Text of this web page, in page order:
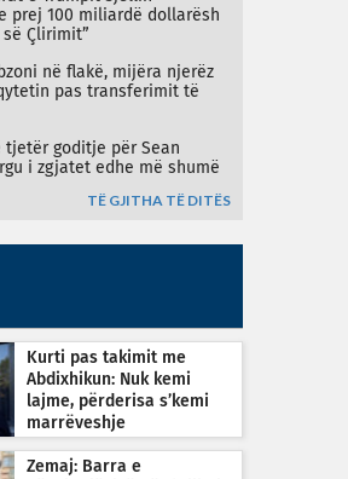
prej 100 miliardë dollarësh
së Çlirimit”
në flakë, mijëra njerëz
pas transferimit të
tjetër goditje për Sean
i zgjatet edhe më shumë
TË GJITHA TË DITËS
Kurti pas takimit me
Abdixhikun: Nuk kemi
lajme, përderisa s’kemi
marrëveshje
Zemaj: Barra e